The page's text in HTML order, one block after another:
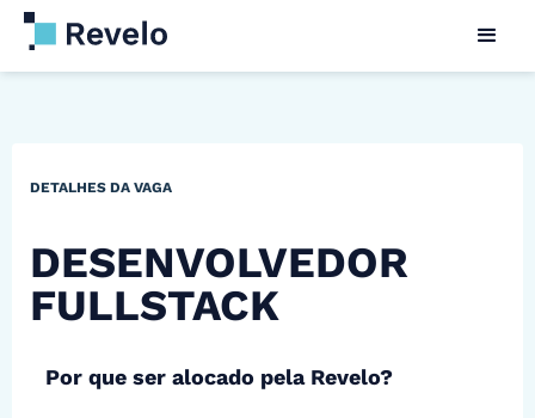
DETALHES DA VAGA
DESENVOLVEDOR
FULLSTACK
Por que ser alocado pela Revelo?